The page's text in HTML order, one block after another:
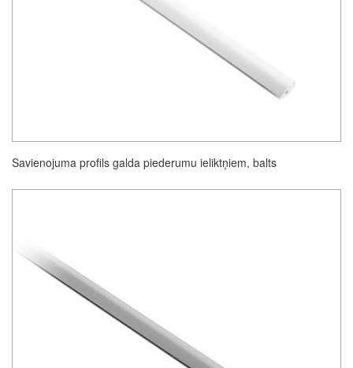
Savienojuma profils galda piederumu ieliktņiem, balts